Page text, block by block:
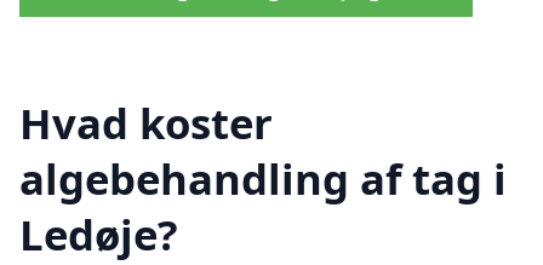
Hvad koster
algebehandling af tag i
Ledøje?